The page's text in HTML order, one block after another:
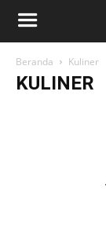
Beranda Kuliner
KULINER